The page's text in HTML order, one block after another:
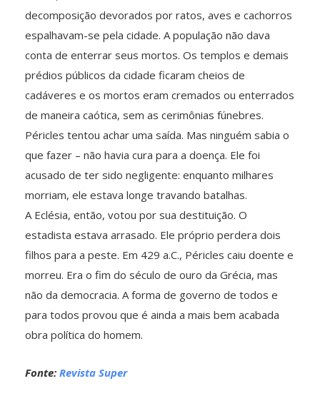
decomposição devorados por ratos, aves e cachorros
espalhavam-se pela cidade. A população não dava
conta de enterrar seus mortos. Os templos e demais
prédios públicos da cidade ficaram cheios de
cadáveres e os mortos eram cremados ou enterrados
de maneira caótica, sem as cerimônias fúnebres.
Péricles tentou achar uma saída. Mas ninguém sabia o
que fazer – não havia cura para a doença. Ele foi
acusado de ter sido negligente: enquanto milhares
morriam, ele estava longe travando batalhas.
A Eclésia, então, votou por sua destituição. O
estadista estava arrasado. Ele próprio perdera dois
filhos para a peste. Em 429 a.C., Péricles caiu doente e
morreu. Era o fim do século de ouro da Grécia, mas
não da democracia. A forma de governo de todos e
para todos provou que é ainda a mais bem acabada
obra política do homem.
Fonte: Revista Super